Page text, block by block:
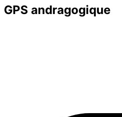
GPS andragogique